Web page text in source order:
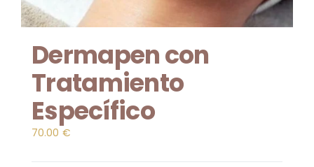
Dermapen con
Tratamiento
Específico
70.00 €